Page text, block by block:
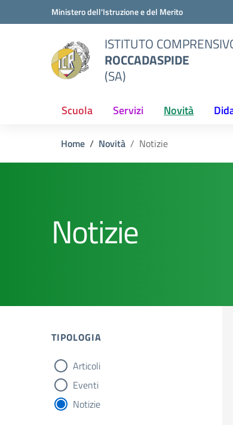
Vai ai contenuti
Vai al menu di navigazioneMinistero dell'Istruzione e del Merito
ISTITUTO
ROCCADASPIDE
(SA)
Scuola Servizi Novità
Home Novità Notizie
Notizie
TIPOLOGIA
tipologia di articoli
Articoli
Eventi
Notizie